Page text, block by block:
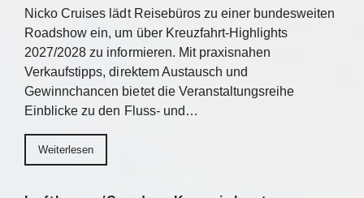
Nicko Cruises lädt Reisebüros zu einer bundesweiten
Roadshow ein, um über Kreuzfahrt-Highlights
2027/2028 zu informieren. Mit praxisnahen
Verkaufstipps, direktem Austausch und
Gewinnchancen bietet die Veranstaltungsreihe
Einblicke zu den Fluss- und…
Weiterlesen